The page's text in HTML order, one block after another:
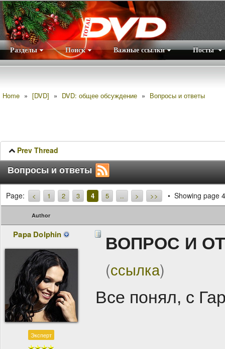
Разделы Поиск Важные ссылки Посты
Home » [DVD] » DVD: общее обсуждение » Вопросы и ответы
Prev Thread
Вопросы и ответы
Page: < 1 2 3 4 5 .. > >> Showing page
Author
Papa Dolphin
Эксперт
ВОПРОС И
(ссылка)
Все понял, с